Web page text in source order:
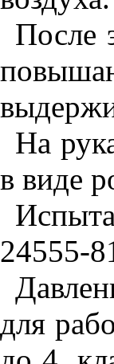
После
На
в виде
24555-
для